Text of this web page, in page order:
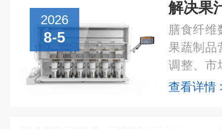
2026
8-5
膳食纤维
果蔬制品
调整、市
检测流
查看详情